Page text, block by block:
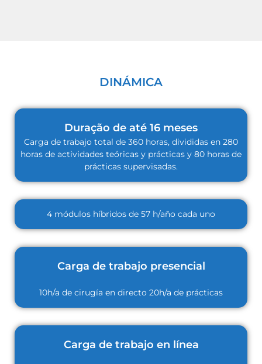
DINÁMICA
Duração de até 16 meses
Carga de trabajo total de 360 horas, divididas en 280
horas de actividades teóricas y prácticas y 80 horas de
prácticas supervisadas.
4 módulos híbridos de 57 h/año cada uno
Carga de trabajo presencial
10h/a de cirugía en directo 20h/a de prácticas
Carga de trabajo en línea